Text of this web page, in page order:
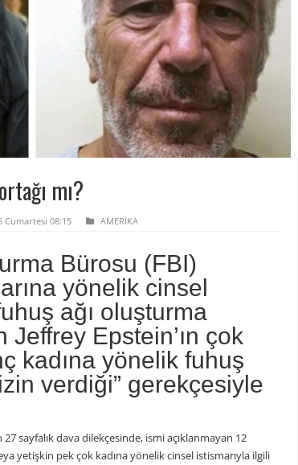
mı?
Cumartesi 08:15 AMERİKA
Bürosu (FBI)
yönelik cinsel
ağı oluşturma
Epstein’ın çok
kadına yönelik fuhuş
verdiği” gerekçesiyle
sayfalık dava dilekçesinde, ismi açıklanmayan 12
yetişkin pek çok kadına yönelik cinsel istismarıyla ilgili